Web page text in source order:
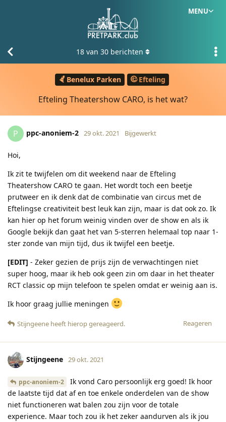
MENU
Benelux Parken Efteling
Efteling Theatershow CARO, is het wat?
18 van 30 berichten
P ppc-anoniem-2 29 okt. 2021 Bijgewerkt
Hoi,
Ik zit te twijfelen om dit weekend naar de Efteling
Theatershow CARO te gaan. Het wordt toch een beetje
prutweer en ik denk dat de combinatie van circus met de
Eftelingse creativiteit best leuk kan zijn, maar is dat ook zo. Ik
kan hier op het forum weinig vinden over de show en als ik
Google bekijk dan gaat het van 5-sterren helemaal top naar 1-
ster zonde van mijn tijd, dus ik twijfel een beetje.
[EDIT] - Zeker gezien de prijs zijn de verwachtingen niet
super hoog, maar ik heb ook geen zin om daar in het theater
RCT classic op mijn telefoon te spelen omdat er weinig aan is.
Ik hoor graag jullie meningen
Reageren
Stijngeene heeft hierop gereageerd.
Stijngeene 29 okt. 2021
ppc-anoniem-2
Ik vond Caro persoonlijk erg goed! Ik hoor
de laatste tijd dat af en toe enkele onderdelen van de show
niet functioneren wat balen zou zijn voor de totale
experience. Maar toch zou ik het zeker aandurven als ik jou